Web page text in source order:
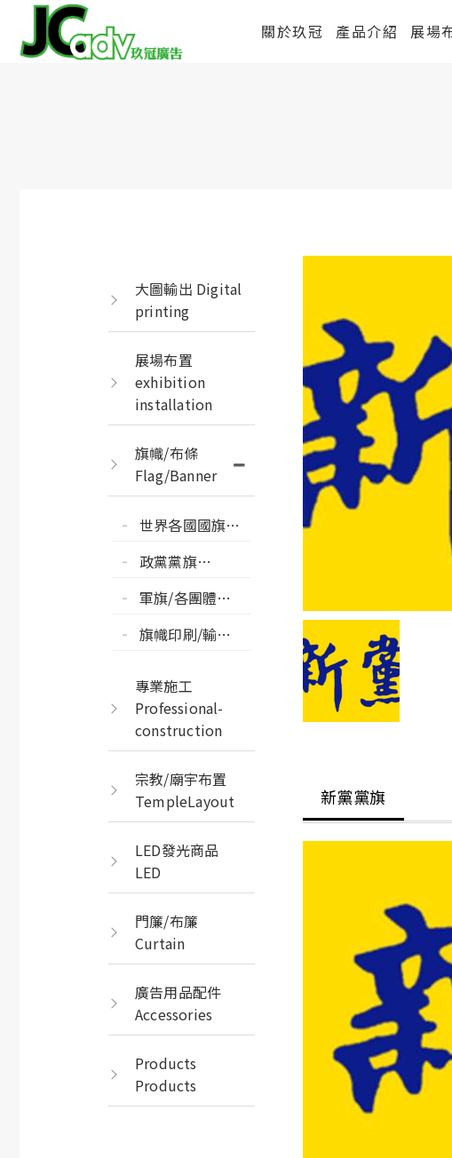
關於玖冠 產品介紹 展場
大圖輸出 Digital
printing
展場布置
exhibition
installation
旗幟/布條
Flag/Banner
世界各國國旗州
COUNTRY/CITY
FLAG
政黨黨旗
FLAG
軍旗/各團體會
FLAG-ENSIGN
旗幟印刷/輸出
專業施工
Professional-
construction
宗教/廟宇布置
TempleLayout
LED發光商品
LED
門簾/布簾
Curtain
廣告用品配件
Accessories
Products
Products
新黨黨旗